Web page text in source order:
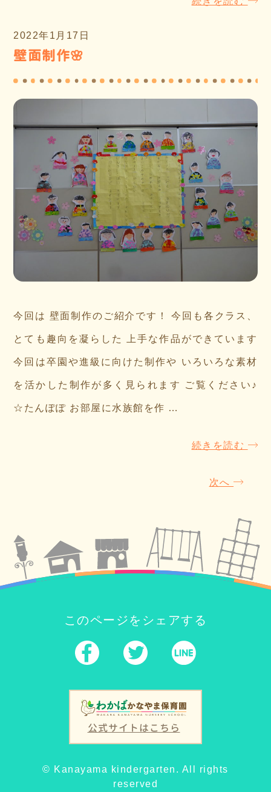
2022年1月17日
壁面制作🌸
今回は 壁面制作のご紹介です！ 今回も各クラス、
とても趣向を凝らした 上手な作品ができています
今回は卒園や進級に向けた制作や いろいろな素材
を活かした制作が多く見られます ご覧ください♪
☆たんぽぽ お部屋に水族館を作 …
続きを読む
次へ
このページをシェアする
公式サイトはこちら
© Kanayama kindergarten. All rights
reserved